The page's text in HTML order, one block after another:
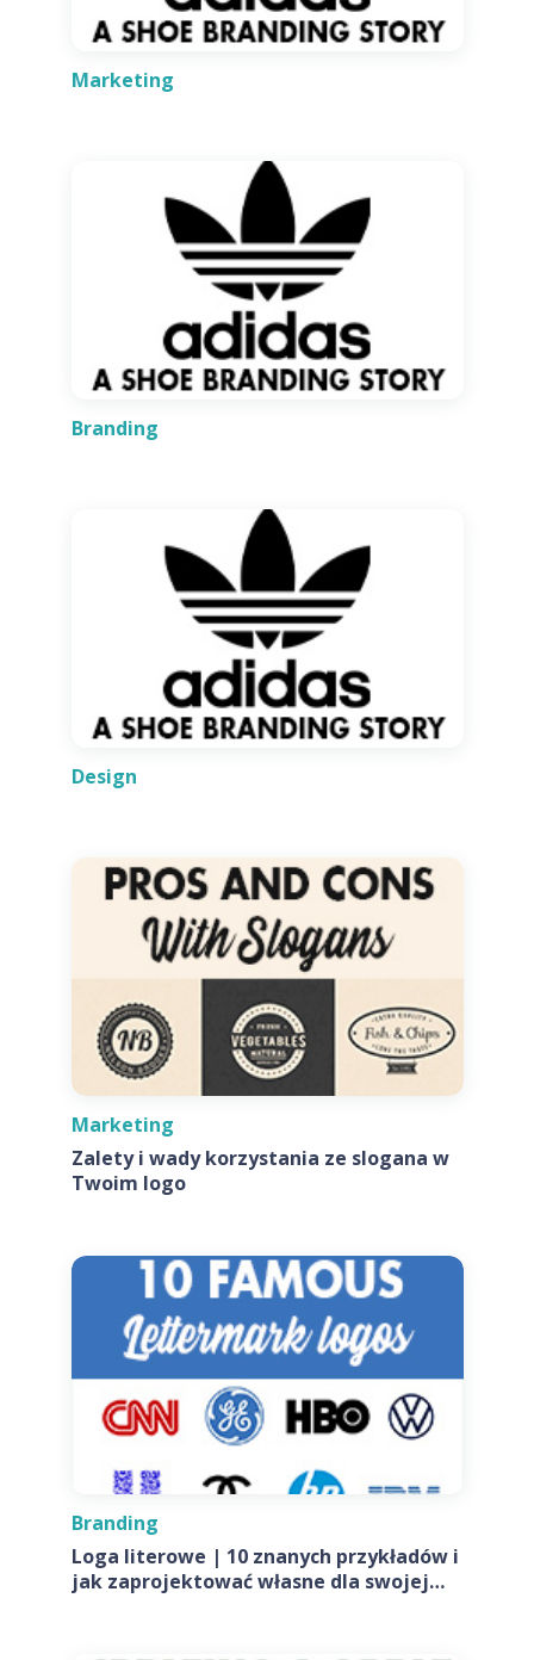
Marketing
Branding
Design
Marketing
Zalety i wady korzystania ze slogana w
Twoim logo
Branding
Loga literowe | 10 znanych przykładów i
jak zaprojektować własne dla swojej